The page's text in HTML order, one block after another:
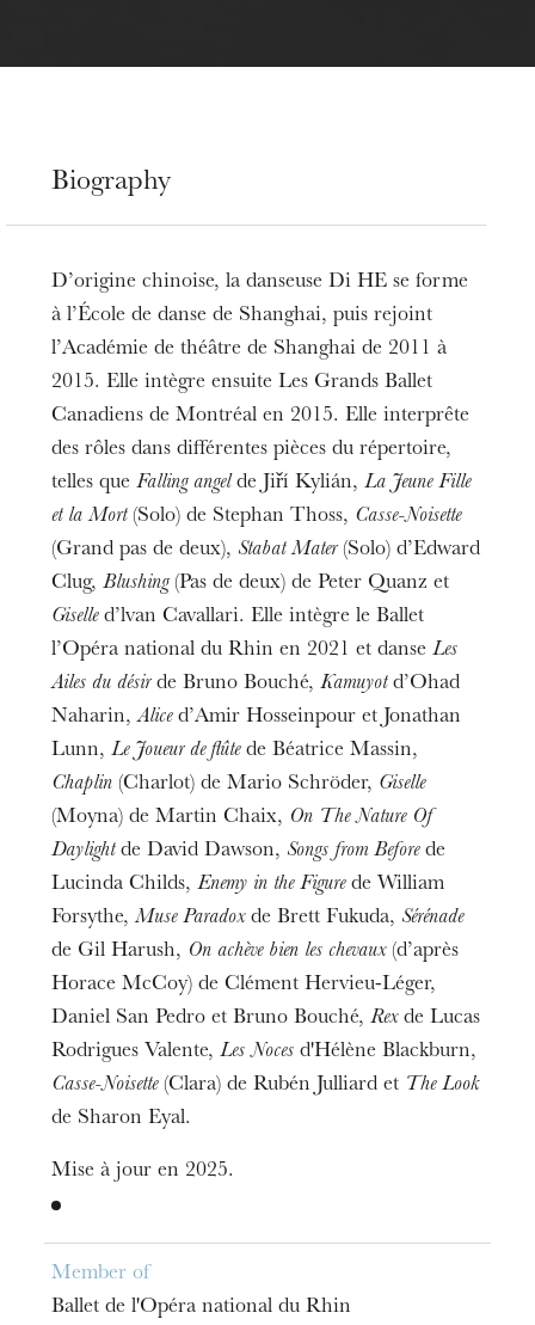
Biography
D’origine chinoise, la danseuse Di HE se forme
à l’École de danse de Shanghai, puis rejoint
l’Académie de théâtre de Shanghai de 2011 à
2015. Elle intègre ensuite Les Grands Ballet
Canadiens de Montréal en 2015. Elle interprête
des rôles dans différentes pièces du répertoire,
telles queFalling angelde Jiří Kylián,La Jeune Fille
et la Mort(Solo) de Stephan Thoss, Casse-Noisette
(Grand pas de deux), Stabat Mater(Solo) d’Edward
Clug,Blushing(Pas de deux) de Peter Quanz et
Giselled’lvan Cavallari. Elle intègre le Ballet
l’Opéra national du Rhin en 2021 et danseLes
Ailes du désirde Bruno Bouché,Kamuyotd’Ohad
Naharin,Aliced’Amir Hosseinpour et Jonathan
Lunn,Le Joueur de flûtede Béatrice Massin,
Chaplin (Charlot) de Mario Schröder, Giselle
(Moyna) de Martin Chaix, On The Nature Of
Daylightde David Dawson, Songs from Beforede
Lucinda Childs,Enemy in the Figurede William
Forsythe,Muse Paradoxde Brett Fukuda, Sérénade
de Gil Harush, On achève bien les chevaux(d’après
Horace McCoy) de Clément Hervieu-Léger,
Daniel San Pedro et Bruno Bouché,Rexde Lucas
Rodrigues Valente,Les Noces d'Hélène Blackburn,
Casse-Noisette(Clara) de Rubén Julliard et The Look
de Sharon Eyal.
Mise à jour en 2025.
Member of
Ballet de l'Opéra national du Rhin